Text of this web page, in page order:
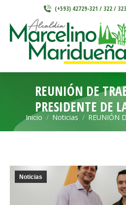
(+593) 42729-321 / 322 / 323
REUNIÓN DE
PRESIDENTE DE
Estás aquí:
Inicio Noticias REUNIÓN
Noticias